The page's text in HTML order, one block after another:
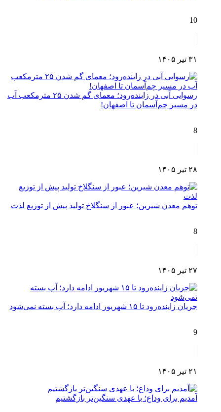
10
۳۱ تیر ۱۴۰۵
رسوایی آبی در زاینده‌رود؛ معمای گم شدن ۲۵ مترمکعب آب
در مسیر چم‌آسمان تا اصفهان!
8
۲۸ تیر ۱۴۰۵
توهم معدن شیرین؛ عبور از سنگلاخ تولید پیش از توزیع لذت
8
۲۷ تیر ۱۴۰۵
جریان زاینده‌رود تا ۱۵ شهریور ادامه دارد؛ آب بسته نمی‌شود
9
۲۱ تیر ۱۴۰۵
آمدیم برای وداع؛ با عهدی سنگین‌تر بازگشتیم